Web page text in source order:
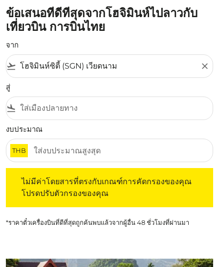
ข้อเสนอที่ดีที่สุดจากโฮจิมินห์ไปลาวกับ
เที่ยวบิน การบินไทย
จาก
flight_takeoff close
สู่
flight_land
งบประมาณ
THB
ไม่มีค่าโดยสารที่ตรงกับเกณฑ์การคัดกรองของคุณ
โปรดปรับตัวกรองของคุณ
*ราคาตั๋วเครื่องบินที่ดีที่สุดถูกค้นพบแล้วจากผู้อื่น 48 ชั่วโมงที่ผ่านมา